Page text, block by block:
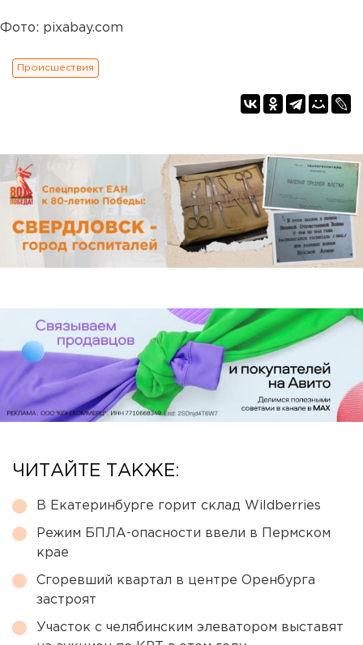
Фото: pixabay.com
Происшествия
ЧИТАЙТЕ ТАКЖЕ:
В Екатеринбурге горит склад Wildberries
Режим БПЛА-опасности ввели в Пермском
крае
Сгоревший квартал в центре Оренбурга
застроят
Участок с челябинским элеватором выставят